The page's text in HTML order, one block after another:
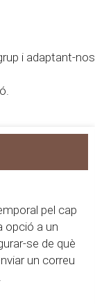
i adaptant-nos
pel cap
opció a un
se de què
un correu